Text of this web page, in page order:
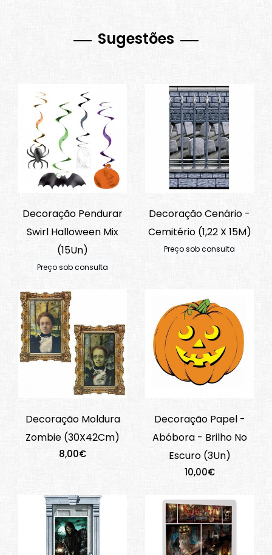
Sugestões
Decoração Pendurar
Swirl Halloween Mix
(15Un)
Preço sob consulta
Decoração Cenário -
Cemitério (1,22 X 15M)
Preço sob consulta
Decoração Moldura
Zombie (30X42Cm)
8,00€
Decoração Papel -
Abóbora - Brilho No
Escuro (3Un)
10,00€